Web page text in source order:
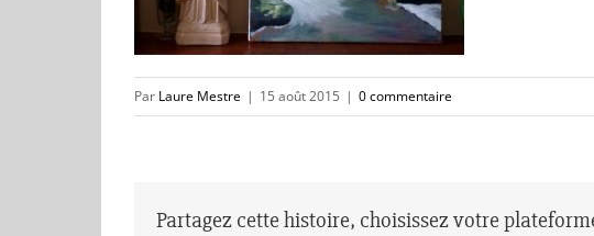
Par Laure Mestre | 15 août 2015 | 0 commentaire
Partagez cette histoire, choisissez votre